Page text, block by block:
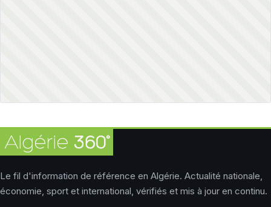
Le fil d'information de référence en Algérie. Actualité nationale,
économie, sport et international, vérifiés et mis à jour en continu.